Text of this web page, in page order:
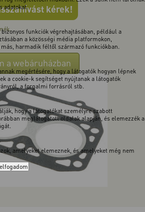
adatokat.
funkciók végrehajtásában, például a
a közösségi média platformokon,
harmadik féltől származó funkciókban.
megértésére, hogy a látogatók hogyan lépnek
a cookie-k segítséget nyújtanak a látogatók
a forgalmi forrásról stb.
hogy a látogatókat személyre szabott
meglátogatott oldalak alapján, és elemezzék a
amelyeket elemeznek, és amelyeket még nem
kérek!
a webáruházban